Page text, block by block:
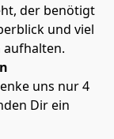
der benötigt
und viel
aufhalten.
uns nur4
Dir ein